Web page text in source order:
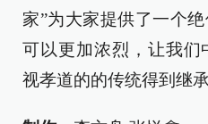
家”为大家提供了一个
可以更加浓烈，让我们
视孝道的的传统得到继承